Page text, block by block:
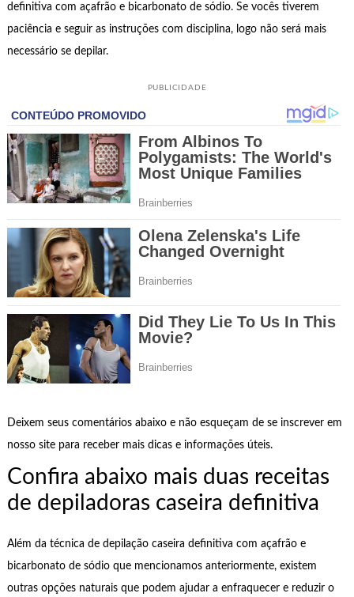
definitiva com açafrão e bicarbonato de sódio. Se vocês tiverem
paciência e seguir as instruções com disciplina, logo não será mais
necessário se depilar.
PUBLICIDADE
Deixem seus comentários abaixo e não esqueçam de se inscrever em
nosso site para receber mais dicas e informações úteis.
Confira abaixo mais duas receitas
de depiladoras caseira definitiva
Além da técnica de depilação caseira definitiva com açafrão e
bicarbonato de sódio que mencionamos anteriormente, existem
outras opções naturais que podem ajudar a enfraquecer e reduzir o